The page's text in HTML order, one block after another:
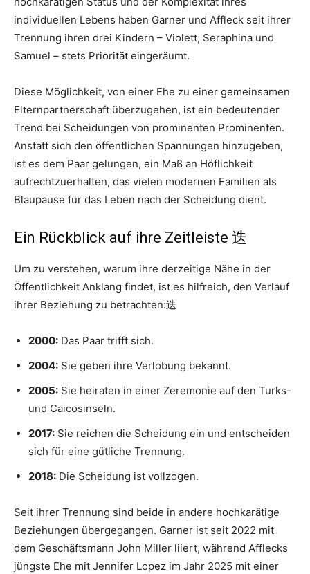
individuellen Lebens haben Garner und Affleck seit ihrer
Trennung ihren drei Kindern – Violett, Seraphina und
Samuel – stets Priorität eingeräumt.
Diese Möglichkeit, von einer Ehe zu einer gemeinsamen
Elternpartnerschaft überzugehen, ist ein bedeutender
Trend bei Scheidungen von prominenten Prominenten.
Anstatt sich den öffentlichen Spannungen hinzugeben,
ist es dem Paar gelungen, ein Maß an Höflichkeit
aufrechtzuerhalten, das vielen modernen Familien als
Blaupause für das Leben nach der Scheidung dient.
Ein Rückblick auf ihre Zeitleiste 迭
Um zu verstehen, warum ihre derzeitige Nähe in der
Öffentlichkeit Anklang findet, ist es hilfreich, den Verlauf
ihrer Beziehung zu betrachten:迭
2000: Das Paar trifft sich.
2004: Sie geben ihre Verlobung bekannt.
2005: Sie heiraten in einer Zeremonie auf den Turks-
und Caicosinseln.
2017: Sie reichen die Scheidung ein und entscheiden
sich für eine gütliche Trennung.
2018: Die Scheidung ist vollzogen.
Seit ihrer Trennung sind beide in andere hochkarätige
Beziehungen übergegangen. Garner ist seit 2022 mit
dem Geschäftsmann John Miller liiert, während Afflecks
jüngste Ehe mit Jennifer Lopez im Jahr 2025 mit einer